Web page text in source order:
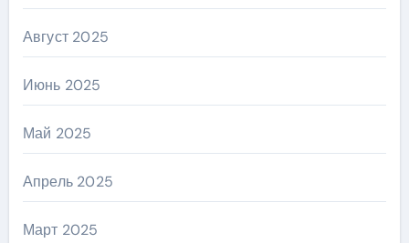
Август 2025
Июнь 2025
Май 2025
Апрель 2025
Март 2025